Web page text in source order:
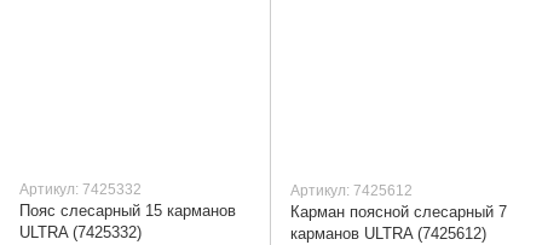
Артикул: 7425332
Пояс слесарный 15 карманов
ULTRA (7425332)
Артикул: 7425612
Карман поясной слесарный 7
карманов ULTRA (7425612)